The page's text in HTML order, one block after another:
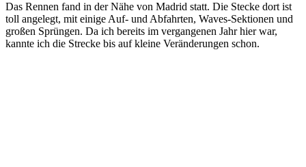
Das Rennen fand in der Nähe von Madrid statt. Die Stecke dort ist
toll angelegt, mit einige Auf- und Abfahrten, Waves-Sektionen und
großen Sprüngen. Da ich bereits im vergangenen Jahr hier war,
kannte ich die Strecke bis auf kleine Veränderungen schon.